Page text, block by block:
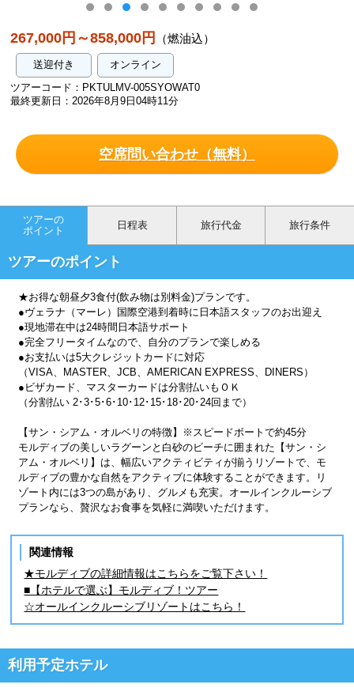
267,000円～858,000円 （燃油込）
送迎付き
オンライン
ツアーコード：PKTULMV-005SYOWAT0
最終更新日：2026年8月9日04時11分
空席問い合わせ（無料）
ツアーの
ポイント
日程表 旅行代金 旅行条件
ツアーのポイント
★お得な朝昼夕3食付(飲み物は別料金)プランです。
●ヴェラナ（マーレ）国際空港到着時に日本語スタッフのお出迎え
●現地滞在中は24時間日本語サポート
●完全フリータイムなので、自分のプランで楽しめる
●お支払いは5大クレジットカードに対応
（VISA、MASTER、JCB、AMERICAN EXPRESS、DINERS）
●ビザカード、マスターカードは分割払いもＯＫ
（分割払い 2･3･5･6･10･12･15･18･20･24回まで）
【サン・シアム・オルベリの特徴】※スピードボートで約45分
モルディブの美しいラグーンと白砂のビーチに囲まれた【サン・シ
アム・オルベリ】は、幅広いアクティビティが揃うリゾートで、モ
ルディブの豊かな自然をアクティブに体験することができます。リ
ゾート内には3つの島があり、グルメも充実。オールインクルーシブ
プランなら、贅沢なお食事を気軽に満喫いただけます。
関連情報
★モルディブの詳細情報はこちらをご覧下さい！
■【ホテルで選ぶ】モルディブ！ツアー
☆オールインクルーシブリゾートはこちら！
利用予定ホテル